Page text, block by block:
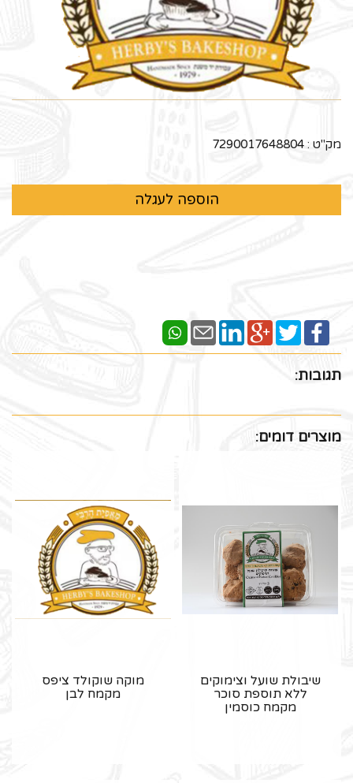
מק"ט : 7290017648804
תגובות:
מוצרים דומים:
שיבולת שועל וצימוקים
ללא תוספת סוכר
מקמח כוסמין
מוקה שוקולד ציפס
מקמח לבן